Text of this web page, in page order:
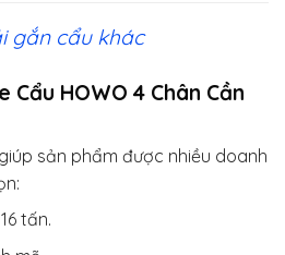
gắn cẩu khác
Cẩu HOWO 4 Chân Cần
sản phẩm được nhiều doanh
tấn.